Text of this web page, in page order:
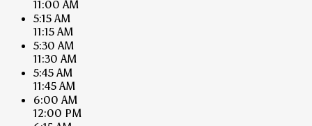
11:00 AM
5:15 AM
11:15 AM
5:30 AM
11:30 AM
5:45 AM
11:45 AM
6:00 AM
12:00 PM